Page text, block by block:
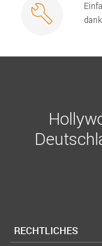
RECHTLICHES